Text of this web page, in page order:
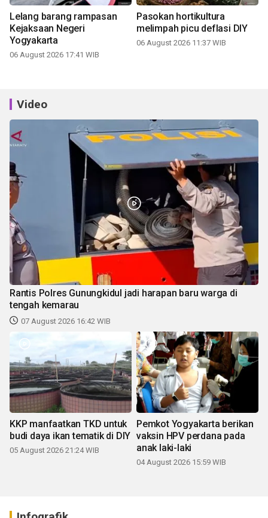
Lelang barang rampasan
Kejaksaan Negeri
Yogyakarta
06 August 2026 17:41 WIB
Pasokan hortikultura
melimpah picu deflasi DIY
06 August 2026 11:37 WIB
Video
Rantis Polres Gunungkidul jadi harapan baru warga di
tengah kemarau
07 August 2026 16:42 WIB
KKP manfaatkan TKD untuk
budi daya ikan tematik di DIY
05 August 2026 21:24 WIB
Pemkot Yogyakarta berikan
vaksin HPV perdana pada
anak laki-laki
04 August 2026 15:59 WIB